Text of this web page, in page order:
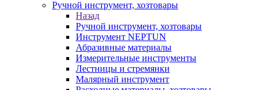
Ручной инструмент, хозтовары
Назад
Ручной инструмент, хозтовары
Инструмент NEPTUN
Абразивные материалы
Измерительные инструменты
Лестницы и стремянки
Малярный инструмент